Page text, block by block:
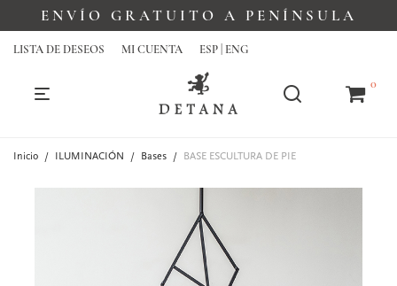
ENVÍO GRATUITO A PENÍNSULA
LISTA DE DESEOS MI CUENTA ESP | ENG
0
Inicio / ILUMINACIÓN / Bases / BASE ESCULTURA DE PIE